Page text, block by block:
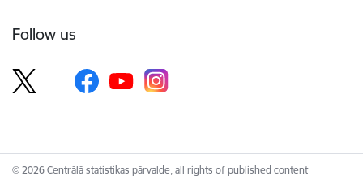
Follow us
© 2026 Centrālā statistikas pārvalde, all rights of published content